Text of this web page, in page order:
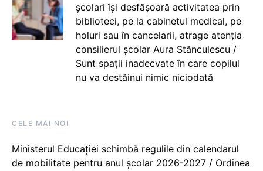
școlari își desfășoară activitatea prin
biblioteci, pe la cabinetul medical, pe
holuri sau în cancelarii, atrage atenția
consilierul școlar Aura Stănculescu /
Sunt spații inadecvate în care copilul
nu va destăinui nimic niciodată
CELE MAI NOI
Ministerul Educației schimbă regulile din calendarul
de mobilitate pentru anul școlar 2026-2027 / Ordinea